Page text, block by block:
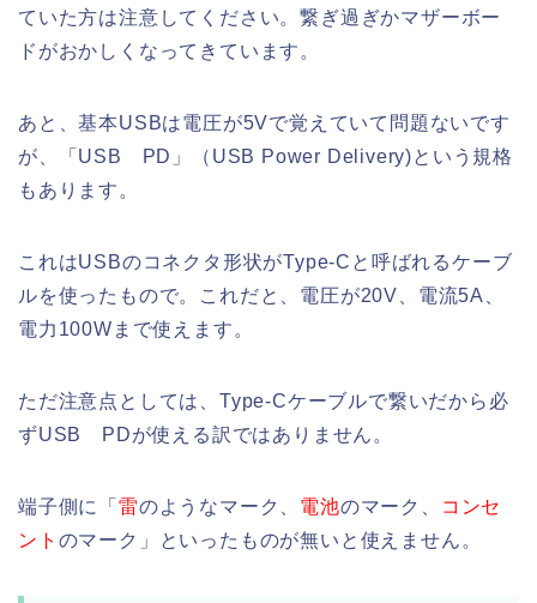
ていた方は注意してください。繋ぎ過ぎかマザーボー
ドがおかしくなってきています。
あと、基本USBは電圧が5Vで覚えていて問題ないです
が、「USB PD」（USB Power Delivery)という規格
もあります。
これはUSBのコネクタ形状がType-Cと呼ばれるケーブ
ルを使ったもので。これだと、電圧が20V、電流5A、
電力100Wまで使えます。
ただ注意点としては、Type-Cケーブルで繋いだから必
ずUSB PDが使える訳ではありません。
端子側に「 雷のようなマーク、 電池のマーク、
コンセ
ント のマーク」といったものが無いと使えません。